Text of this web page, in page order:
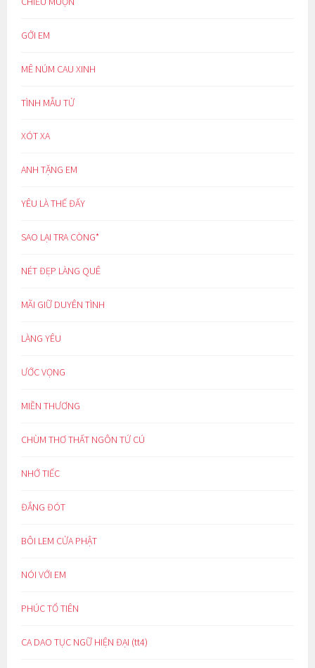
GỞI EM
MÊ NÚM CAU XINH
TÌNH MẪU TỬ
XÓT XA
ANH TẶNG EM
YÊU LÀ THẾ ĐẤY
SAO LẠI TRA CÒNG*
NÉT ĐẸP LÀNG QUÊ
MÃI GIỮ DUYÊN TÌNH
LÀNG YÊU
ƯỚC VỌNG
MIỀN THƯƠNG
CHÙM THƠ THẤT NGÔN TỨ CÚ
NHỚ TIẾC
ĐẮNG ĐÓT
BÔI LEM CỬA PHẬT
NÓI VỚI EM
PHÚC TỔ TIÊN
CA DAO TỤC NGỮ HIỆN ĐẠI (tt4)